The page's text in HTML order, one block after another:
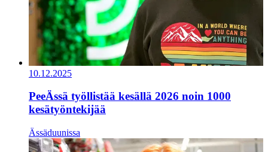
10.12.2025
PeeÄssä työllistää kesällä 2026 noin 1000
kesätyöntekijää
Ässäduunissa